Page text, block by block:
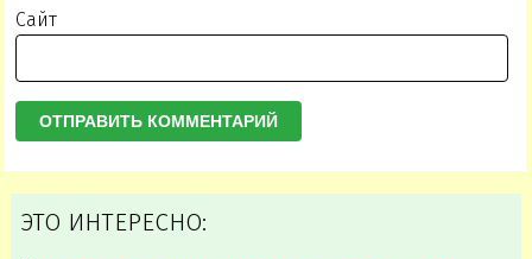
Сайт
ЭТО ИНТЕРЕСНО: